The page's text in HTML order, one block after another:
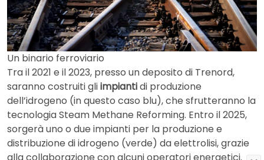
Un binario ferroviario
Tra il 2021 e il 2023, presso un deposito di Trenord,
saranno costruiti gliimpiantidi produzione
dell’idrogeno (in questo caso blu), che sfrutteranno la
tecnologia Steam Methane Reforming. Entro il 2025,
sorgerà uno o due impianti per la produzione e
distribuzione di idrogeno (verde) da elettrolisi, grazie
alla collaborazione con alcuni operatori energetici.